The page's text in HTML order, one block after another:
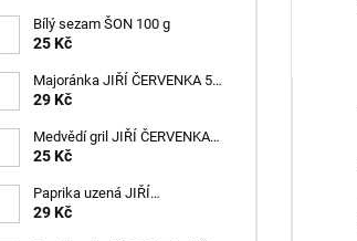
Bílý sezam ŠON 100 g
25 Kč
Majoránka JIŘÍ ČERVENKA 50
g
29 Kč
Medvědí gril JIŘÍ ČERVENKA
50 g
25 Kč
Paprika uzená JIŘÍ
ČERVENKA 50 g
29 Kč